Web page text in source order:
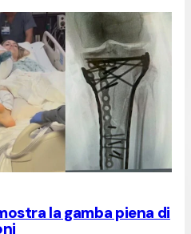
la gamba piena di